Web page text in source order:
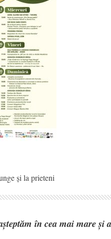
și la prieteni
în cea mai mare și